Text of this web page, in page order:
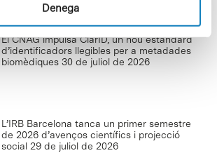
Denega
El CNAG impulsa ClarID, un nou estàndard
d’identificadors llegibles per a metadades
biomèdiques 30 de juliol de 2026
L’IRB Barcelona tanca un primer semestre
de 2026 d’avenços científics i projecció
social 29 de juliol de 2026